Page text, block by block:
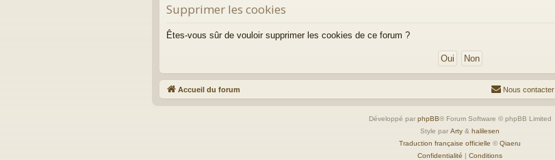
ci
s
Supprimer les cookies
Êtes-vous sûr de vouloir supprimer les cookies de ce forum ?
Accueil du forum Nous contacter
Développé par phpBB® Forum Software © phpBB Limited
Style par Arty & halilesen
Traduction française officielle © Qiaeru
Confidentialité | Conditions